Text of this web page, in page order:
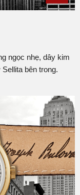
ngọc nhẹ, dây kim
bên trong.